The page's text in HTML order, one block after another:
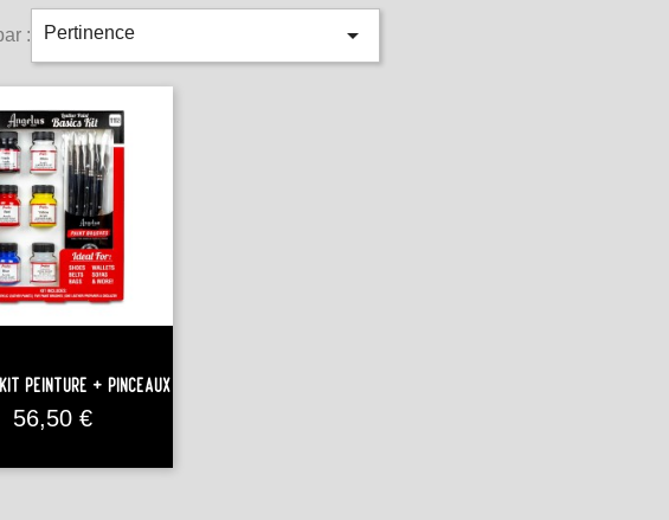
: Pertinence 
Peinture + Pinceaux
Prix
56,50 €